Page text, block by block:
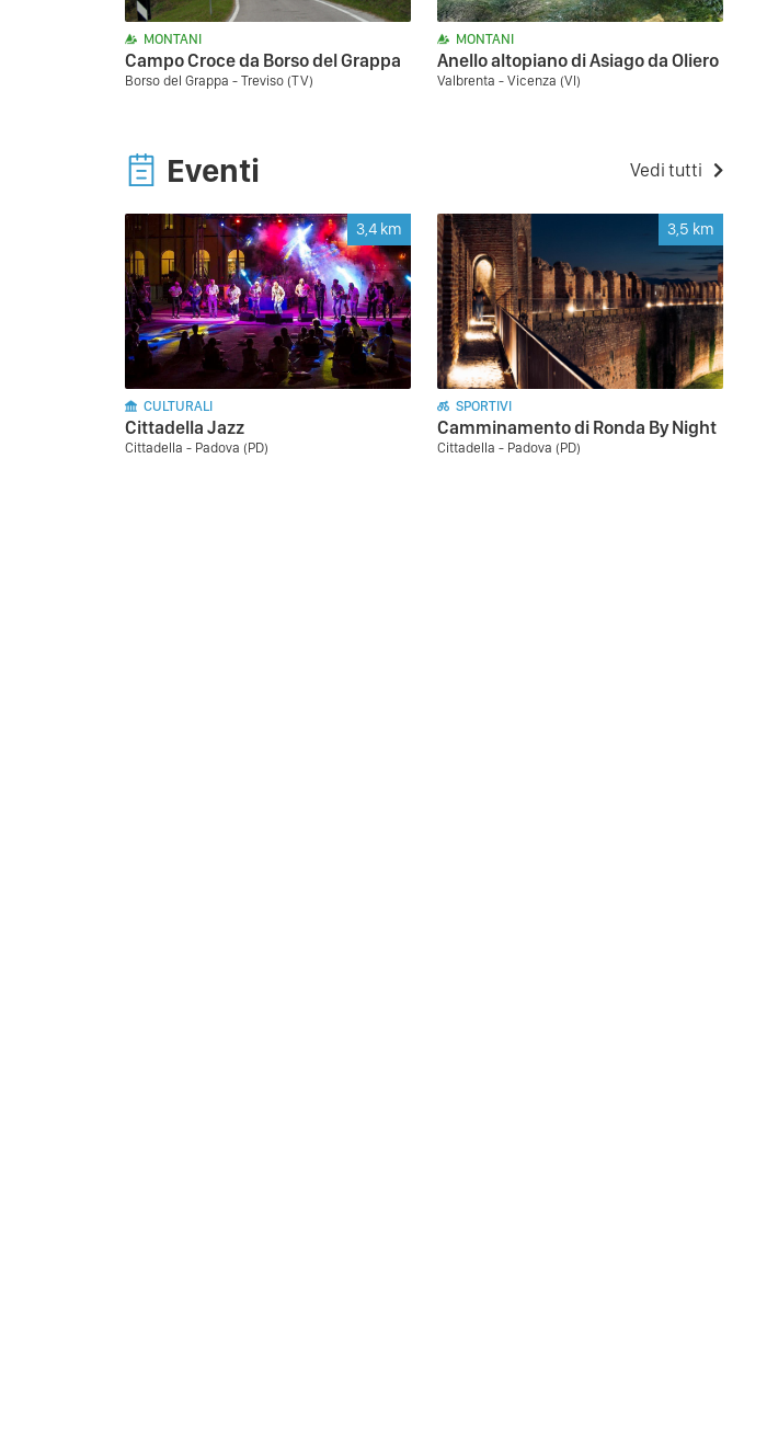
MONTANI
Campo Croce da Borso del Grappa
Borso del Grappa - Treviso (TV)
MONTANI
Anello altopiano di Asiago da Oliero
Valbrenta - Vicenza (VI)
Eventi Vedi tutti
3,4 km
CULTURALI
Cittadella Jazz
Cittadella - Padova (PD)
3,5 km
SPORTIVI
Camminamento di Ronda By Night
Cittadella - Padova (PD)